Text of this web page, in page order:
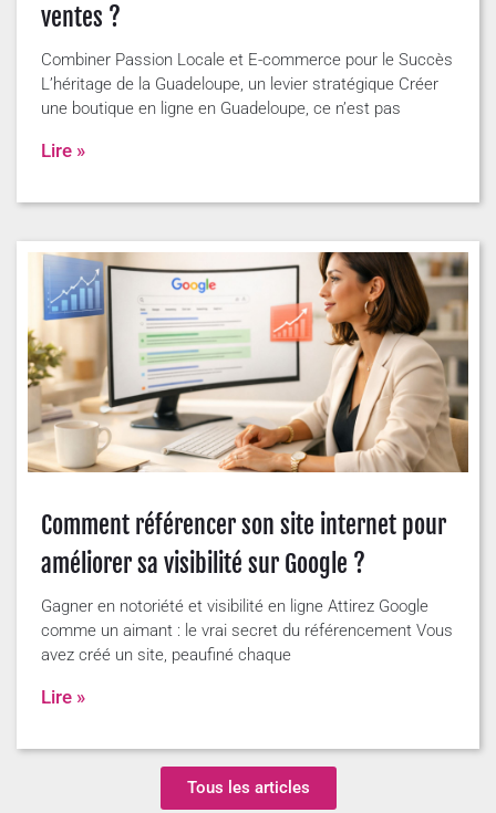
ventes ?
Combiner Passion Locale et E-commerce pour le Succès
L’héritage de la Guadeloupe, un levier stratégique Créer
une boutique en ligne en Guadeloupe, ce n’est pas
Lire »
Comment référencer son site internet pour
améliorer sa visibilité sur Google ?
Gagner en notoriété et visibilité en ligne Attirez Google
comme un aimant : le vrai secret du référencement Vous
avez créé un site, peaufiné chaque
Lire »
Tous les articles